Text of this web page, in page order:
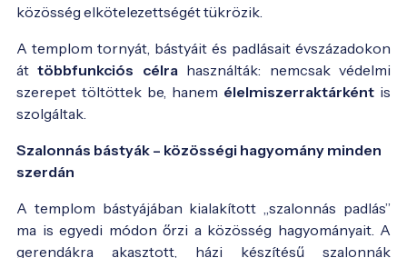
közösség elkötelezettségét tükrözik.
A templom tornyát, bástyáit és padlásait évszázadokon
áttöbbfunkciós célrahasználták: nemcsak védelmi
szerepet töltöttek be, hanem élelmiszerraktárként is
szolgáltak.
Szalonnás bástyák – közösségi hagyomány minden
szerdán
A templom bástyájában kialakított „szalonnás padlás”
ma is egyedi módon őrzi a közösség hagyományait. A
gerendákra akasztott, házi készítésű szalonnák